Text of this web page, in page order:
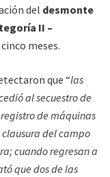
del desmonte
II –
meses.
que “las
al secuestro de
de máquinas
del campo
cuando regresan a
que dos de las